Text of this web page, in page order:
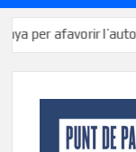
afavorir